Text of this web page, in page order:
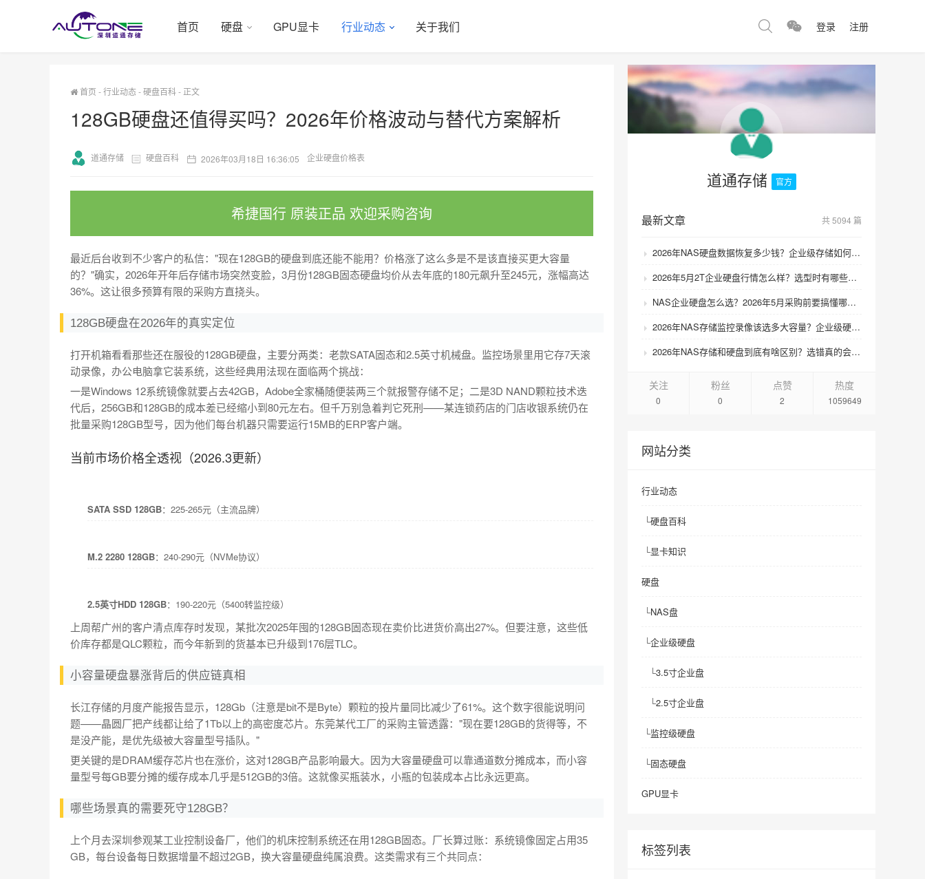
首页 硬盘 GPU显卡 行业动态 关于我们 登录 注册
首页 -行业动态-硬盘百科- 正文
128GB硬盘还值得买吗？2026年价格波动与替代方案解析
道通存储 硬盘百科 2026年03月18日 16:36:05 企业硬盘价格表
希捷国行 原装正品 欢迎采购咨询
最近后台收到不少客户的私信："现在128GB的硬盘到底还能不能用？价格涨了这么多是不是该直接买更大容量
的？"确实，2026年开年后存储市场突然变脸，3月份128GB固态硬盘均价从去年底的180元飙升至245元，涨幅高达
36%。这让很多预算有限的采购方直挠头。
128GB硬盘在2026年的真实定位
打开机箱看看那些还在服役的128GB硬盘，主要分两类：老款SATA固态和2.5英寸机械盘。监控场景里用它存7天滚
动录像，办公电脑拿它装系统，这些经典用法现在面临两个挑战：
一是Windows 12系统镜像就要占去42GB，Adobe全家桶随便装两三个就报警存储不足；二是3D NAND颗粒技术迭
代后，256GB和128GB的成本差已经缩小到80元左右。但千万别急着判它死刑——某连锁药店的门店收银系统仍在
批量采购128GB型号，因为他们每台机器只需要运行15MB的ERP客户端。
当前市场价格全透视（2026.3更新）
SATA SSD 128GB：225-265元（主流品牌）
M.2 2280 128GB：240-290元（NVMe协议）
2.5英寸HDD 128GB：190-220元（5400转监控级）
上周帮广州的客户清点库存时发现，某批次2025年囤的128GB固态现在卖价比进货价高出27%。但要注意，这些低
价库存都是QLC颗粒，而今年新到的货基本已升级到176层TLC。
小容量硬盘暴涨背后的供应链真相
长江存储的月度产能报告显示，128Gb（注意是bit不是Byte）颗粒的投片量同比减少了61%。这个数字很能说明问
题——晶圆厂把产线都让给了1Tb以上的高密度芯片。东莞某代工厂的采购主管透露："现在要128GB的货得等，不
是没产能，是优先级被大容量型号插队。"
更关键的是DRAM缓存芯片也在涨价，这对128GB产品影响最大。因为大容量硬盘可以靠通道数分摊成本，而小容
量型号每GB要分摊的缓存成本几乎是512GB的3倍。这就像买瓶装水，小瓶的包装成本占比永远更高。
哪些场景真的需要死守128GB？
上个月去深圳参观某工业控制设备厂，他们的机床控制系统还在用128GB固态。厂长算过账：系统镜像固定占用35
GB，每台设备每日数据增量不超过2GB，换大容量硬盘纯属浪费。这类需求有三个共同点：
道通存储 官方
最新文章 共 5094 篇
2026年NAS硬盘数据恢复多少钱？企业级存储如何避免数据丢失风险？
2026年5月2T企业硬盘行情怎么样？选型时有哪些避坑技巧？
NAS企业硬盘怎么选？2026年5月采购前要搞懂哪些坑？
2026年NAS存储监控录像该选多大容量？企业级硬盘怎么搭配才划算？
2026年NAS存储和硬盘到底有啥区别？选错真的会后悔吗？
关注
0
粉丝
0
点赞
2
热度
1059649
网站分类
行业动态
└硬盘百科
└显卡知识
硬盘
└NAS盘
└企业级硬盘
└3.5寸企业盘
└2.5寸企业盘
└监控级硬盘
└固态硬盘
GPU显卡
标签列表